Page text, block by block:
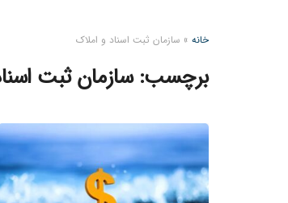
خانه » سازمان ثبت اسناد و املاک
برچسب:سازمان ثبت